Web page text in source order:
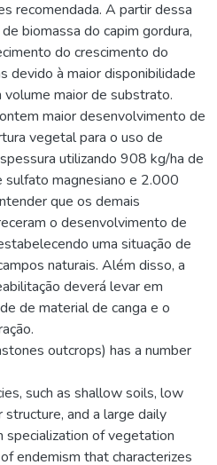
recomendada. A partir dessa
biomassa do capim gordura,
do crescimento do
devido à maior disponibilidade
maior de substrato.
maior desenvolvimento de
vegetal para o uso de
utilizando 908 kg/ha de
magnesiano e 2.000
que os demais
o desenvolvimento de
uma situação de
naturais. Além disso, a
deverá levar em
de material de canga e o
outcrops) has a number
such as shallow soils, low
and a large daily
specialization of vegetation
endemism that characterizes